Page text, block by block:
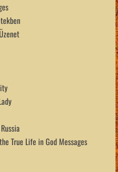
True Life in God Messages